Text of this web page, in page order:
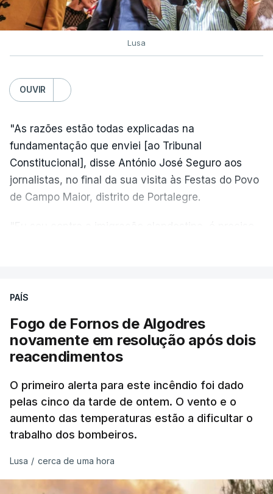
Lusa
OUVIR
"As razões estão todas explicadas na
fundamentação que enviei [ao Tribunal
Constitucional], disse António José Seguro aos
jornalistas, no final da sua visita às Festas do Povo
de Campo Maior, distrito de Portalegre.
nada disto é incompatível com tratarmos com
crianças", acrescentou.
António José Seguro mostrou dúvidas sobre se é
ERRO100
ESTE CONTEÚDO ESTÁ NESTE
PAÍS
Fogo de Fornos de Algodres
novamente em resolução após dois
reacendimentos
O primeiro alerta para este incêndio foi dado
pelas cinco da tarde de ontem. O vento e o
aumento das temperaturas estão a dificultar o
trabalho dos bombeiros.
Lusa / cerca de uma hora